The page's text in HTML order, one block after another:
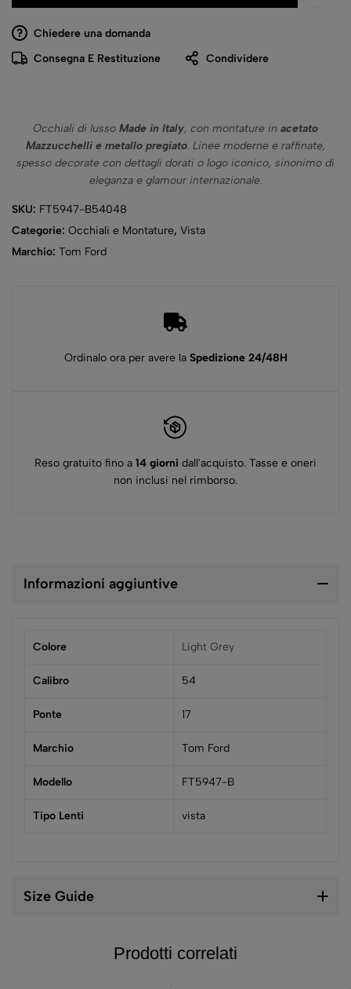
Chiedere una domanda
Consegna E Restituzione
Condividere
Occhiali di lusso Made in Italy, con montature in acetato
Mazzucchelli e metallo pregiato. Linee moderne e raffinate,
spesso decorate con dettagli dorati o logo iconico, sinonimo di
eleganza e glamour internazionale.
SKU: FT5947-B54048
Categorie: Occhiali e Montature, Vista
Marchio: Tom Ford
Ordinalo ora per avere la Spedizione 24/48H
Reso gratuito fino a 14 giorni dall'acquisto. Tasse e oneri
non inclusi nel rimborso.
Informazioni aggiuntive
Colore Light Grey
Calibro 54
Ponte 17
Marchio Tom Ford
Modello FT5947-B
Tipo Lenti vista
Size Guide
Prodotti correlati